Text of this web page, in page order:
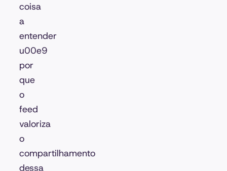
coisa
a
entender
u00e9
por
que
o
feed
valoriza
o
compartilhamento
dessa